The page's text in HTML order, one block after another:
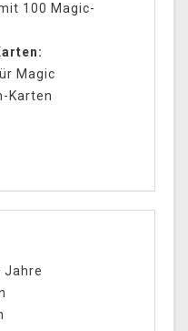
100 Magic-
Magic
Karten
Jahre